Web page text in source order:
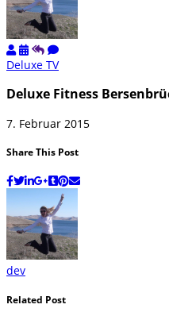
Deluxe TV
Deluxe Fitness
7. Februar 2015
Share This Post
dev
Related Post